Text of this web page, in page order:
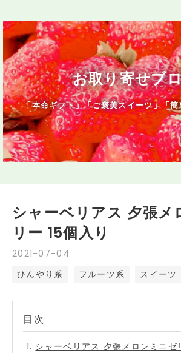
お取り寄せブ
「本命ギフト」「ご褒美スイーツ」「
2021-07-04
シャーベリアス 夕張メ
リー 15個入り
ひんやり系 フルーツ系 スイーツ
シャーベリアス 夕張メロンミニゼ